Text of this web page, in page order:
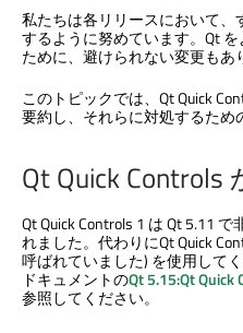
私たちは各リリースにおいて、
するように努めています。Qt
ために、避けられない変更もあ
このトピックでは、 Qt Quick
要約し、それらに対処するため
Qt Quick Controls
Qt Quick Controls 1 は Qt 5.11 で
れました。代わりにQt Quick
呼ばれていました) を使用して
ドキュメントのQt 5.15:Qt Quick
参照してください。